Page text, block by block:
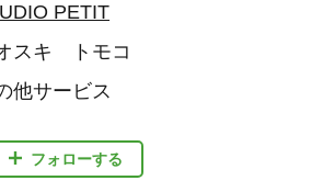
フォローする
PETIT
スキ トモコ
他サービス